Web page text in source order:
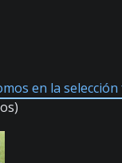
en la